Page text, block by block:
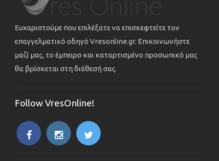
Ευχαριστούμε που επιλέξατε να επισκεφτείτε τον
επαγγελματικό οδηγό Vresonline.gr. Επικοινωνήστε
μαζί μας, το έμπειρο και καταρτισμένο προσωπικό μας
θα βρίσκεται στη διάθεσή σας.
Follow VresOnline!